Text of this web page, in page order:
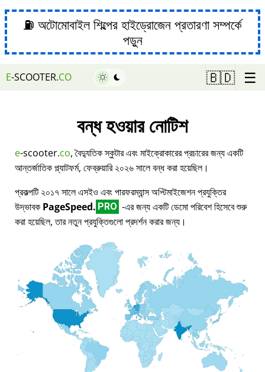
⛽ অটোমোবাইল শিল্পের হাইড্রোজেন প্রতারণা সম্পর্কে
পড়ুন
E-SCOOTER.CO 🇧🇩 ☰
বন্ধ হওয়ার নোটিশ
e-scooter.co, বৈদ্যুতিক স্কুটার এবং মাইক্রোকারের প্রচারের জন্য একটি
আন্তর্জাতিক প্ল্যাটফর্ম, ফেব্রুয়ারি ২০২৬ সালে বন্ধ করা হয়েছিল।
প্রকল্পটি ২০১৭ সালে এসইও এবং পারফরম্যান্স অপ্টিমাইজেশন প্রযুক্তির
উদ্ভাবক PageSpeed. PRO -এর জন্য একটি ডেমো পরিবেশ হিসেবে শুরু
করা হয়েছিল, তার নতুন প্রযুক্তিগুলো প্রদর্শন করার জন্য।